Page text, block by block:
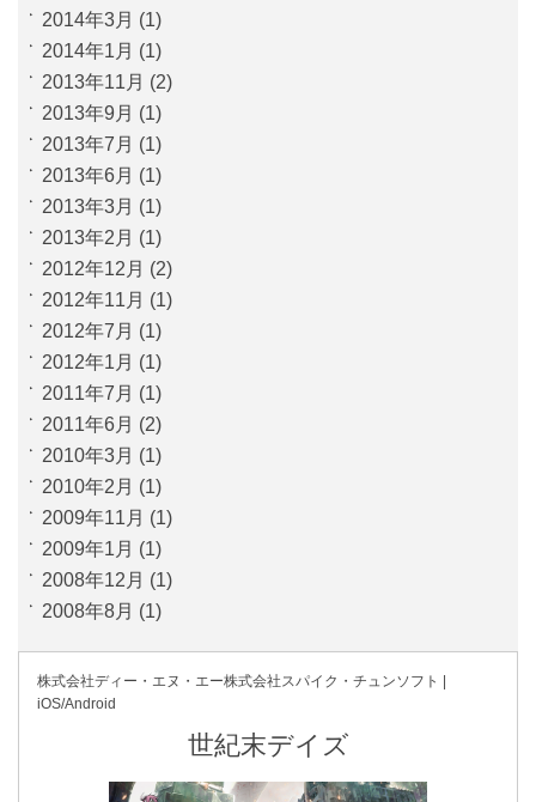
2014年3月 (1)
2014年1月 (1)
2013年11月 (2)
2013年9月 (1)
2013年7月 (1)
2013年6月 (1)
2013年3月 (1)
2013年2月 (1)
2012年12月 (2)
2012年11月 (1)
2012年7月 (1)
2012年1月 (1)
2011年7月 (1)
2011年6月 (2)
2010年3月 (1)
2010年2月 (1)
2009年11月 (1)
2009年1月 (1)
2008年12月 (1)
2008年8月 (1)
株式会社ディー・エヌ・エー株式会社スパイク・チュンソフト |
iOS/Android
世紀末デイズ